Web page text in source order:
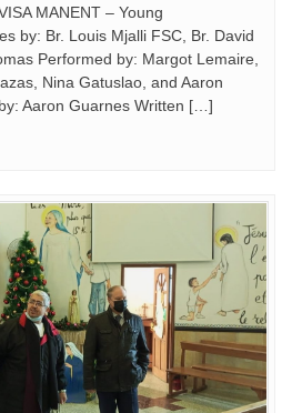
MANENT – Young
by: Br. Louis Mjalli FSC, Br. David
Performed by: Margot Lemaire,
Nina Gatuslao, and Aaron
Aaron Guarnes Written […]